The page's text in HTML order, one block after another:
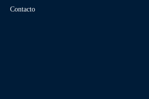
Contacto